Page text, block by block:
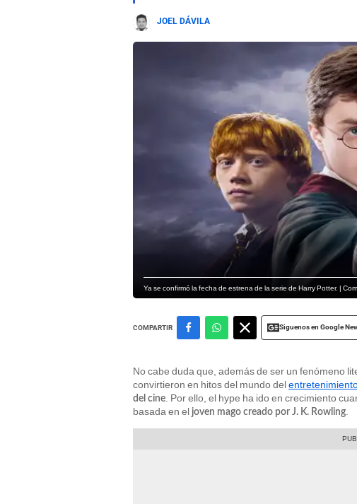
JOEL DÁVILA
Ya se confirmó la fecha de estrena de la serie de Harry Potter. |
COMPARTIR Siguenos en Google
No cabe duda que, además de ser un fenómeno
convirtieron en hitos del mundo del
del cine . Por ello, el hype ha ido en crecimiento
basada en el joven mago creado por J. K. Rowling